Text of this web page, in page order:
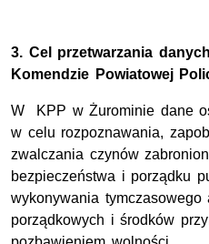
3. Cel przetwarzania
Komendzie Powiatowej
W KPP w Żurominie dane
w celu rozpoznawania,
zwalczania czynów
bezpieczeństwa i porządku
wykonywania tymczasowego
porządkowych i środków